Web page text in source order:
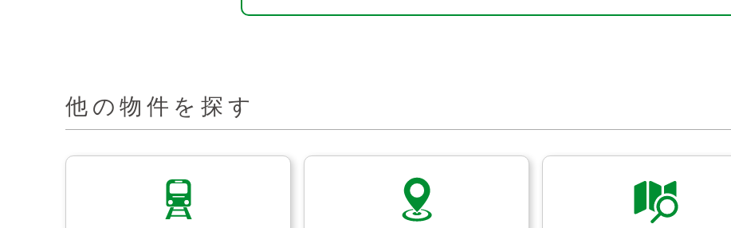
他の物件を探す